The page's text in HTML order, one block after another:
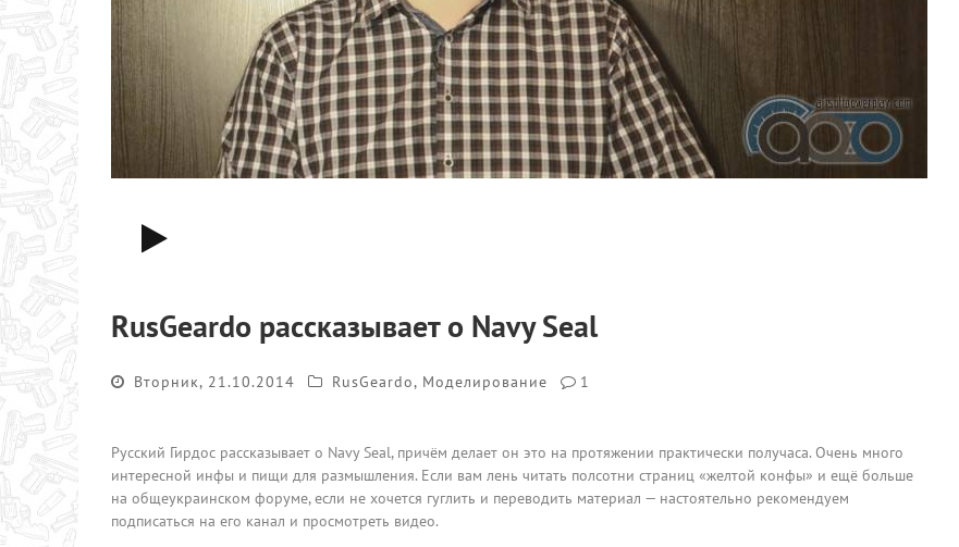
RusGeardo рассказывает о Navy Seal
Вторник, 21.10.2014 RusGeardo, Моделирование 1
Русский Гирдос рассказывает о Navy Seal, причём делает он это на протяжении практически получаса. Очень много
интересной инфы и пищи для размышления. Если вам лень читать полсотни страниц «желтой конфы» и ещё больше
на общеукраинском форуме, если не хочется гуглить и переводить материал — настоятельно рекомендуем
подписаться на его канал и просмотреть видео.